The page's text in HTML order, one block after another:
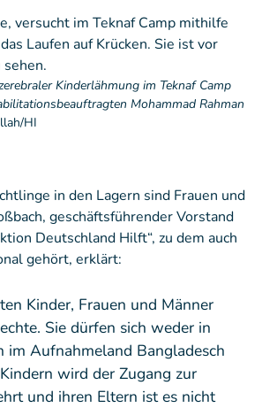
Kinderlähmung im Teknaf Camp
Mohammad Rahman
HI
in den Lagern sind Frauen und
geschäftsführender Vorstand
Deutschland Hilft“, zu dem auch
gehört, erklärt:
Kinder, Frauen und Männer
Sie dürfen sich weder in
im Aufnahmeland Bangladesch
wird der Zugang zur
und ihren Eltern ist es nicht